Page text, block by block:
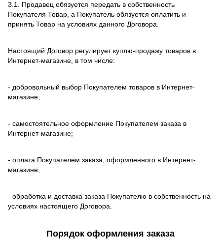
3.1. Продавец обязуется передать в собственность
Покупателя Товар, а Покупатель обязуется оплатить и
принять Товар на условиях данного Договора.
Настоящий Договор регулирует куплю-продажу товаров в
Интернет-магазине, в том числе:
- добровольный выбор Покупателем товаров в Интернет-
магазине;
- самостоятельное оформление Покупателем заказа в
Интернет-магазине;
- оплата Покупателем заказа, оформленного в Интернет-
магазине;
- обработка и доставка заказа Покупателю в собственность на
условиях настоящего Договора.
Порядок оформления заказа